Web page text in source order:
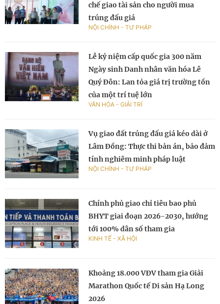
chế giao tài sản cho người mua
trúng đấu giá
NỘI CHÍNH - TƯ PHÁP
Lễ kỷ niệm cấp quốc gia 300 năm
Ngày sinh Danh nhân văn hóa Lê
Quý Đôn: Lan tỏa giá trị trường tồn
của một trí tuệ lớn
VĂN HÓA - GIẢI TRÍ
Vụ giao đất trúng đấu giá kéo dài ở
Lâm Đồng: Thực thi bản án, bảo đảm
tính nghiêm minh pháp luật
NỘI CHÍNH - TƯ PHÁP
Chính phủ giao chỉ tiêu bao phủ
BHYT giai đoạn 2026-2030, hướng
tới 100% dân số tham gia
KINH TẾ - XÃ HỘI
Khoảng 18.000 VĐV tham gia Giải
Marathon Quốc tế Di sản Hạ Long
2026